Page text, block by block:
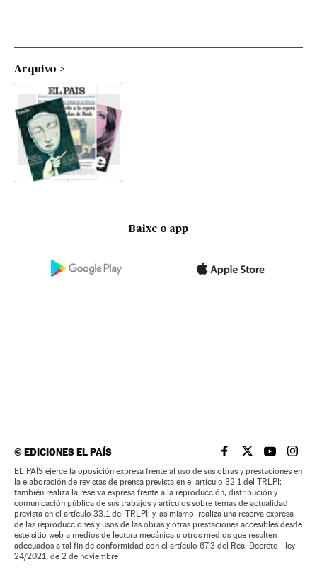
Arquivo
Baixe o app
©EDICIONES EL PAÍS EL PAÍS BRASIL EN
EL PAÍSEL PAÍS
EL
EL PAÍS ejerce la oposición expresa frente al uso de sus obras y prestaciones en
la elaboración de revistas de prensa prevista en el artículo 32.1 del TRLPI;
también realiza la reserva expresa frente a la reproducción, distribución y
comunicación pública de sus trabajos y artículos sobre temas de actualidad
prevista en el artículo 33.1 del TRLPI; y, asimismo, realiza una reserva expresa
de las reproducciones y usos de las obras y otras prestaciones accesibles desde
este sitio web a medios de lectura mecánica u otros medios que resulten
adecuados a tal fin de conformidad con el artículo 67.3 del Real Decreto - ley
24/2021, de 2 de noviembre